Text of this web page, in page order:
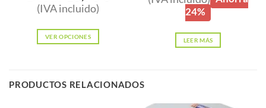
(IVA incluido)
VER OPCIONES
tiene
era:
25,00 €.
es:
24%
LEER MÁS
PRODUCTOS RELACIONADOS